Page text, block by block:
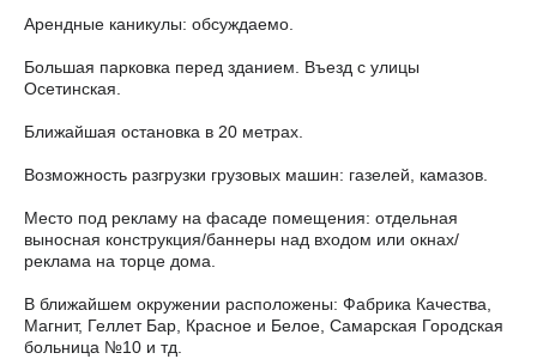
Арендные каникулы: обсуждаемо.
Большая парковка перед зданием. Въезд с улицы
Осетинская.
Ближайшая остановка в 20 метрах.
Возможность разгрузки грузовых машин: газелей, камазов.
Место под рекламу на фасаде помещения: отдельная
выносная конструкция/баннеры над входом или окнах/
реклама на торце дома.
В ближайшем окружении расположены: Фабрика Качества,
Магнит, Геллет Бар, Красное и Белое, Самарская Городская
больница №10 и тд.